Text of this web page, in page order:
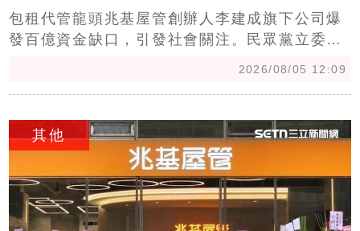
包租代管龍頭兆基屋管創辦人李建成旗下公司爆
發百億資金缺口，引發社會關注。民眾黨立委許
嚴正駁斥圖利說，強調兆基執行之社宅案件中，
高達三分之二來自六都市政府招標，住都中心案
件僅佔三分之一。花敬群說明，與業者互動是為
了政策溝通，且兩人僅有一次登山交流，強烈譴
責民眾黨團的惡意抹黑，並重申對於案件審查均
公開透明，願意接受公眾監督與檢驗。
2026/08/05 12:09
其他